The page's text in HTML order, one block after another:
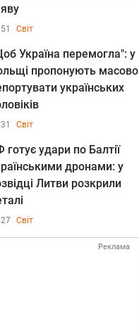
Світ
Україна перемогла": у
пропонують масово
українських
Світ
готує удари по Балтії
дронами: у
Литви розкрили
Світ
Реклама